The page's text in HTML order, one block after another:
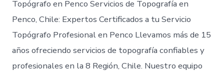
Topógrafo en Penco Servicios de Topografía en
Penco, Chile: Expertos Certificados a tu Servicio
Topógrafo Profesional en Penco Llevamos más de 15
años ofreciendo servicios de topografía confiables y
profesionales en la 8 Región, Chile. Nuestro equipo